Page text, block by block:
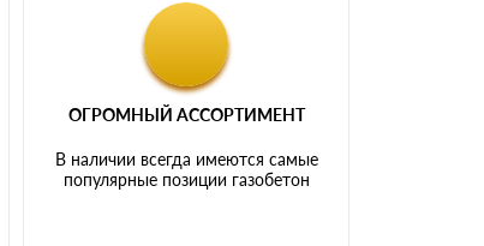
ОГРОМНЫЙ АССОРТИМЕНТ
В наличии всегда имеются самые
популярные позиции газобетон